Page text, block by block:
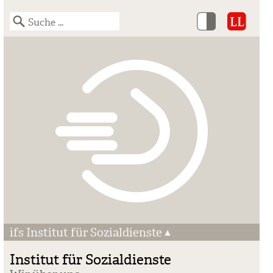
ifs Institut für Sozialdienste
Institut für Sozialdienste